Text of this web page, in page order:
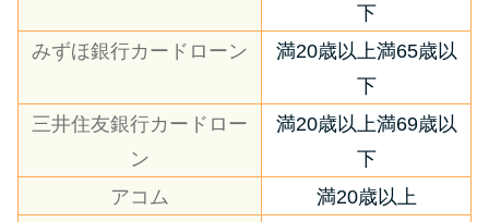
アコムとレイクどっちがいい
の？ カードローンの選び方を徹
底解説！
プロミスの返済方法を徹底解
説！ もっとも便利でお得な返済
下
みずほ銀行カードローン
満20歳以上満65歳以
下
三井住友銀行カードロー
ン
満20歳以上満69歳以
下
アコム
満20歳以上